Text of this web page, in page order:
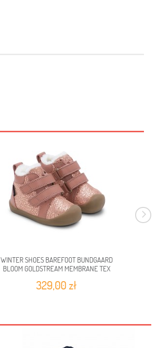
WINTER SHOES BAREFOOT BUNDGAARD
BLOOM GOLDSTREAM MEMBRANE TEX
329,00 zł